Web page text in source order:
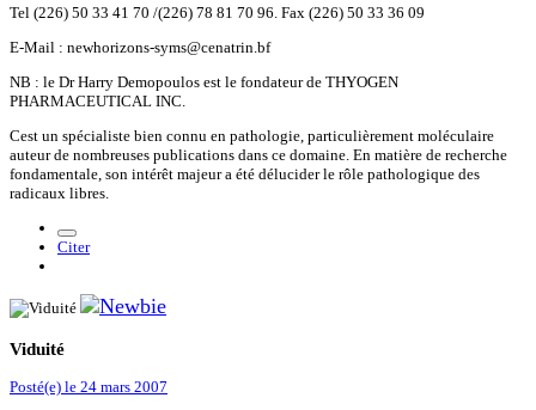
Tel (226) 50 33 41 70 /(226) 78 81 70 96. Fax (226) 50 33 36 09
E-Mail : newhorizons-syms@cenatrin.bf
NB : le Dr Harry Demopoulos est le fondateur de THYOGEN
PHARMACEUTICAL INC.
Cest un spécialiste bien connu en pathologie, particulièrement moléculaire
auteur de nombreuses publications dans ce domaine. En matière de recherche
fondamentale, son intérêt majeur a été délucider le rôle pathologique des
radicaux libres.
Citer
Viduité
Posté(e) le 24 mars 2007